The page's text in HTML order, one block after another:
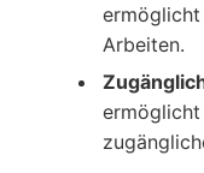
ermöglicht
Arbeiten.
ermöglicht